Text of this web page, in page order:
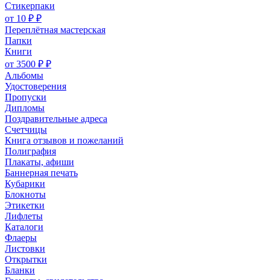
Стикерпаки
от 10 ₽ ₽
Переплётная мастерская
Папки
Книги
от 3500 ₽ ₽
Альбомы
Удостоверения
Пропуски
Дипломы
Поздравительные адреса
Счетчицы
Книга отзывов и пожеланий
Полиграфия
Плакаты, афиши
Баннерная печать
Кубарики
Блокноты
Этикетки
Лифлеты
Каталоги
Флаеры
Листовки
Открытки
Бланки